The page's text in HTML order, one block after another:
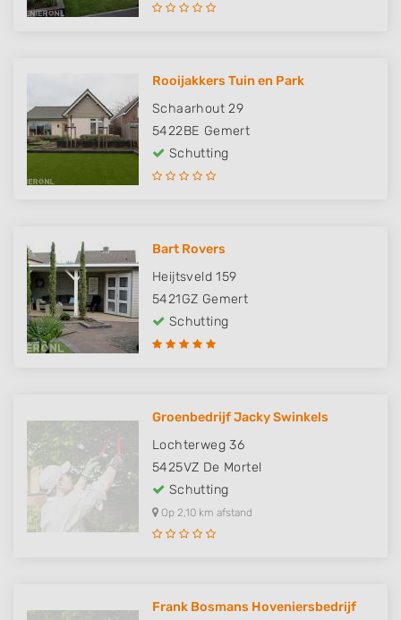
Rooijakkers Tuin en Park
Schaarhout 29
5422BE Gemert
Schutting
Bart Rovers
Heijtsveld 159
5421GZ Gemert
Schutting
Groenbedrijf Jacky Swinkels
Lochterweg 36
5425VZ De Mortel
Schutting
Op 2,10 km afstand
Frank Bosmans Hoveniersbedrijf